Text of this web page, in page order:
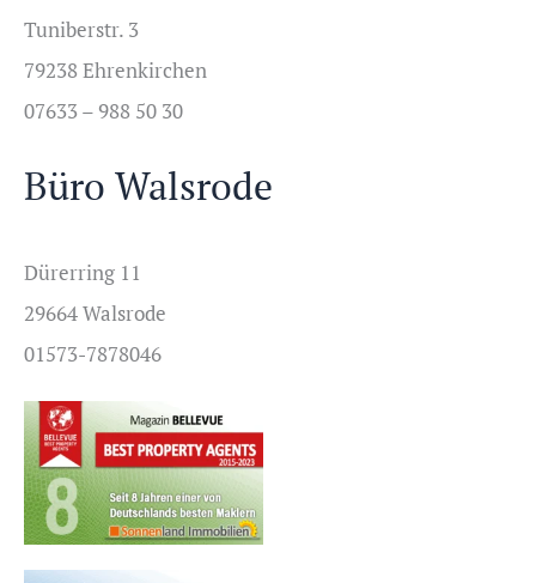
Tuniberstr. 3
79238 Ehrenkirchen
07633 – 988 50 30
Büro Walsrode
Dürerring 11
29664 Walsrode
01573-7878046